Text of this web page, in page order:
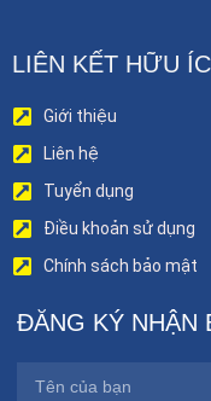
LIÊN KẾT HỮU
Giới thiệu
Liên hệ
Tuyển dụng
Điều khoản sử dụng
Chính sách bảo mật
ĐĂNG KÝ NHẬN